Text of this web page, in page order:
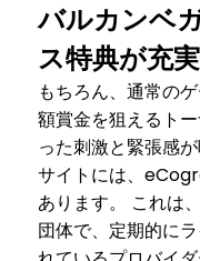
バルカンベ
ス特典が充
もちろん、通常の
額賞金を狙えるト
った刺激と緊張感
サイトには、
あります。 これは
団体で、定期的に